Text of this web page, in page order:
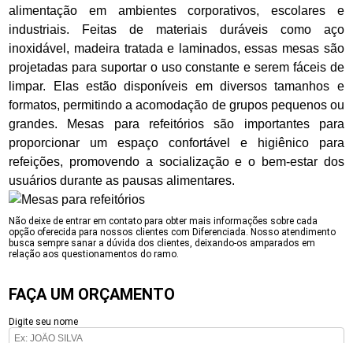
alimentação em ambientes corporativos, escolares e
industriais. Feitas de materiais duráveis como aço
inoxidável, madeira tratada e laminados, essas mesas são
projetadas para suportar o uso constante e serem fáceis de
limpar. Elas estão disponíveis em diversos tamanhos e
formatos, permitindo a acomodação de grupos pequenos ou
grandes. Mesas para refeitórios são importantes para
proporcionar um espaço confortável e higiênico para
refeições, promovendo a socialização e o bem-estar dos
usuários durante as pausas alimentares.
Não deixe de entrar em contato para obter mais informações sobre cada
opção oferecida para nossos clientes com Diferenciada. Nosso atendimento
busca sempre sanar a dúvida dos clientes, deixando-os amparados em
relação aos questionamentos do ramo.
FAÇA UM ORÇAMENTO
Digite seu nome